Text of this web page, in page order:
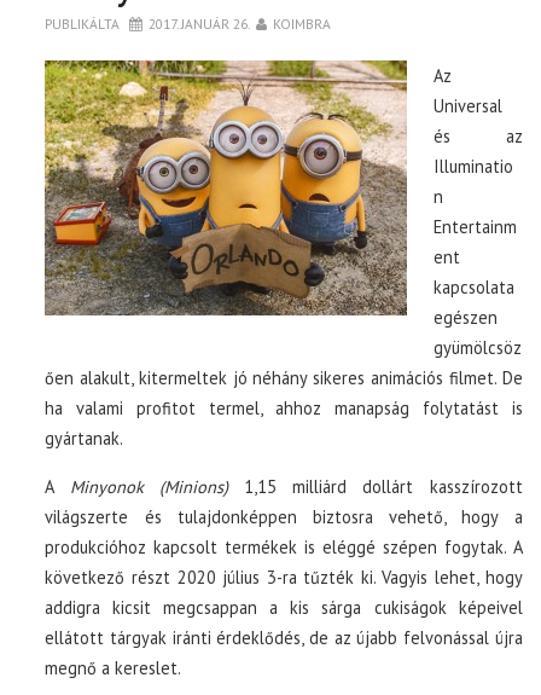
PUBLIKÁLTA 2017. JANUÁR 26. KOIMBRA
Az
Universal
és az
Illuminatio
n
Entertainm
ent
kapcsolata
egészen
gyümölcsöz
ően alakult, kitermeltek jó néhány sikeres animációs filmet. De
ha valami profitot termel, ahhoz manapság folytatást is
gyártanak.
A Minyonok (Minions)1,15 milliárd dollárt kasszírozott
világszerte és tulajdonképpen biztosra vehető, hogy a
produkcióhoz kapcsolt termékek is eléggé szépen fogytak. A
következő részt 2020 július 3-ra tűzték ki. Vagyis lehet, hogy
addigra kicsit megcsappan a kis sárga cukiságok képeivel
ellátott tárgyak iránti érdeklődés, de az újabb felvonással újra
megnő a kereslet.